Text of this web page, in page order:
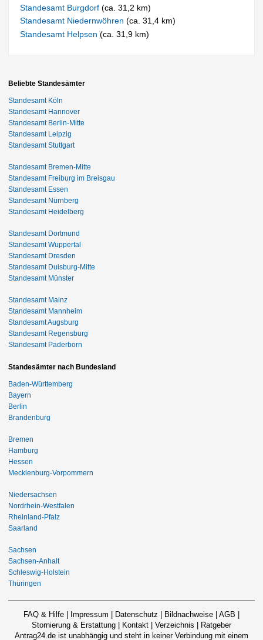
Standesamt Burgdorf(ca. 31,2 km)
Standesamt Niedernwöhren(ca. 31,4 km)
Standesamt Helpsen(ca. 31,9 km)
Beliebte Standesämter
Standesamt Köln
Standesamt Hannover
Standesamt Berlin-Mitte
Standesamt Leipzig
Standesamt Stuttgart
Standesamt Bremen-Mitte
Standesamt Freiburg im Breisgau
Standesamt Essen
Standesamt Nürnberg
Standesamt Heidelberg
Standesamt Dortmund
Standesamt Wuppertal
Standesamt Dresden
Standesamt Duisburg-Mitte
Standesamt Münster
Standesamt Mainz
Standesamt Mannheim
Standesamt Augsburg
Standesamt Regensburg
Standesamt Paderborn
Standesämter nach Bundesland
Baden-Württemberg
Bayern
Berlin
Brandenburg
Bremen
Hamburg
Hessen
Mecklenburg-Vorpommern
Niedersachsen
Nordrhein-Westfalen
Rheinland-Pfalz
Saarland
Sachsen
Sachsen-Anhalt
Schleswig-Holstein
Thüringen
FAQ & Hilfe Impressum Datenschutz Bildnachweise AGB
Stornierung & Erstattung
Kontakt Verzeichnis
Ratgeber
Antrag24.de ist unabhängig und steht in keiner Verbindung mit einem